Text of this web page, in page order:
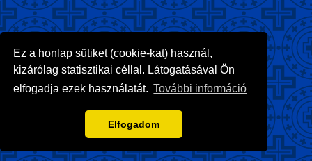
Ez a honlap sütiket (cookie-kat) használ,
kizárólag statisztikai céllal. Látogatásával Ön
elfogadja ezek használatát. További információ
Elfogadom